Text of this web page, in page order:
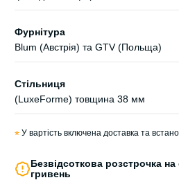
Фурнітура
Blum (Австрія) та GTV (Польща)
Стільниця
(LuxeForme) товщина 38 мм
* У вартість включена доставка та
Безвідсоткова розстрочка
гривень